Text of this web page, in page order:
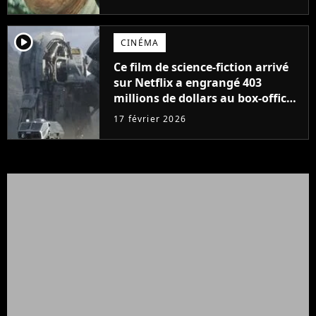
player2 CINÉMA
Ce film de science-fiction arrivé
sur Netflix a engrangé 403
millions de dollars au box-office
et fait revivre l'une des sagas les
temps
17 février 2026